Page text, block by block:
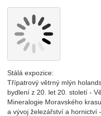
Stálá expozice:
Třípatrový větrný mlýn
bydlení z 20. let 20. století -
Mineralogie Moravského
a vývoj železářství a hornictví